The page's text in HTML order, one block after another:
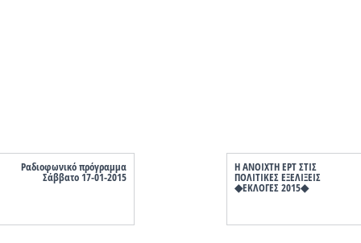
Ραδιοφωνικό πρόγραμμα
Σάββατο 17-01-2015
Η ΑΝΟΙΧΤΗ ΕΡΤ ΣΤΙΣ
ΠΟΛΙΤΙΚΕΣ ΕΞΕΛΙΞΕΙΣ
◆ΕΚΛΟΓΕΣ 2015◆